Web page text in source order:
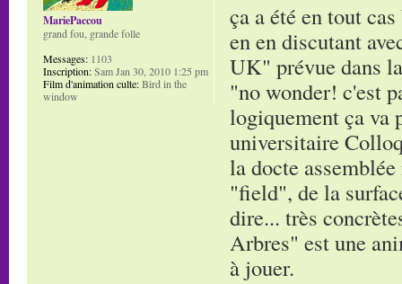
ça a été en tout
en en discutant
UK" prévue dans
"no wonder! c'est
logiquement ça va
universitaire
la docte
"field", de la
dire... très
Arbres" est une
à jouer.
MariePaccou
grand fou, grande folle
Messages: 1103
Inscription:Sam Jan 30, 2010 1:25 pm
Film d'animation culte:Bird in the
window